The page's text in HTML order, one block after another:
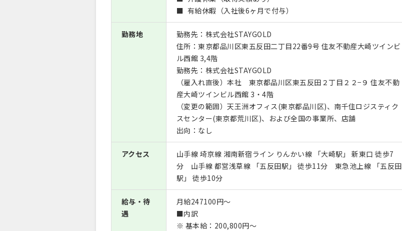
■ 有給休暇（入社後6ヶ月で付与）
勤務地
勤務先：株式会社STAYGOLD
住所：東京都品川区東五反田二丁目22番9号 住友不動産大崎ツインビ
ル西館 3,4階
勤務先：株式会社STAYGOLD
（雇入れ直後）本社 東京都品川区東五反田２丁目２２−９ 住友不動
産大崎ツインビル西館 3・4階
（変更の範囲）天王洲オフィス(東京都品川区)、南千住ロジスティク
スセンター(東京都荒川区)、および全国の事業所、店舗
出向：なし
アクセス
山手線 埼京線 湘南新宿ライン りんかい線 「大崎駅」 新東口 徒歩7
分 山手線 都営浅草線 「五反田駅」 徒歩11分 東急池上線 「五反田
駅」 徒歩10分
給与・待
遇
月給247100円〜
■内訳
※ 基本給：200,800円～